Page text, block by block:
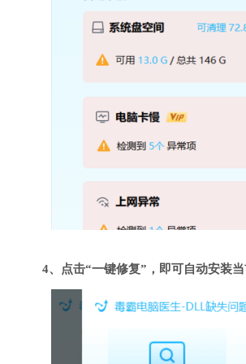
4、点击“一键修复”，即可自动安装